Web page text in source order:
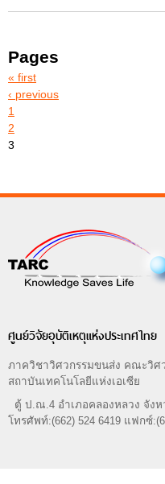
Pages
« first
‹ previous
1
2
3
ศูนย์วิจัยอุบัติเหตุแห่งประเทศไทย
ภาควิชาวิศวกรรมขนส่ง คณะวิศ
สถาบันเทคโนโลยีแห่งเอเซีย
ตู้ ป.ณ.4 อำเภอคลองหลวง จังห
โทรศัพท์:(662) 524 6419 แฟกซ์